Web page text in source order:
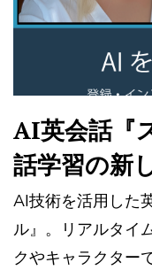
AI英会話『
話学習の新
AI技術を活用した
ル』。リアルタイ
クやキャラクター